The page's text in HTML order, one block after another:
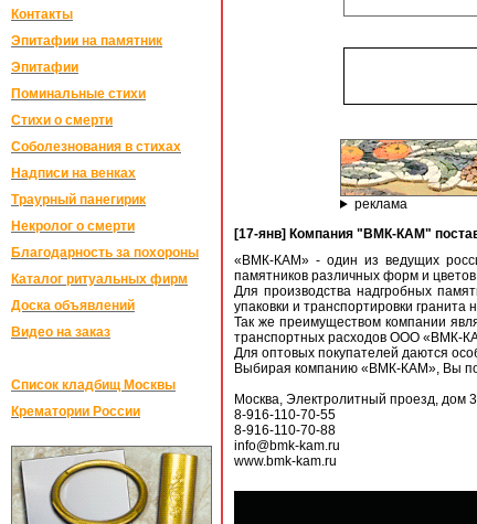
Контакты
Эпитафии на памятник
Эпитафии
Поминальные стихи
Стихи о смерти
Соболезнования в стихах
Надписи на венках
Траурный панегирик
Некролог о смерти
Благодарность за похороны
Каталог ритуальных фирм
Доска объявлений
Видео на заказ
Список кладбищ Москвы
Крематории России
реклама
[17-янв] Компания "ВМК-КАМ"
«ВМК-КАМ» - один из ведущих
памятников различных форм и
Для производства надгробных
упаковки и транспортировки
Так же преимуществом компании
транспортных расходов ООО «ВМК-
Для оптовых покупателей даются
Выбирая компанию «ВМК-КАМ», Вы
Москва, Электролитный проезд, дом
8-916-110-70-55
8-916-110-70-88
info@bmk-kam.ru
www.bmk-kam.ru